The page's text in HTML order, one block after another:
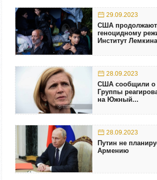
29.09.2023
США продолжают
геноцидному
Институт Лемкина
28.09.2023
США сообщили о
Группы
на Южный...
28.09.2023
Путин не
Армению